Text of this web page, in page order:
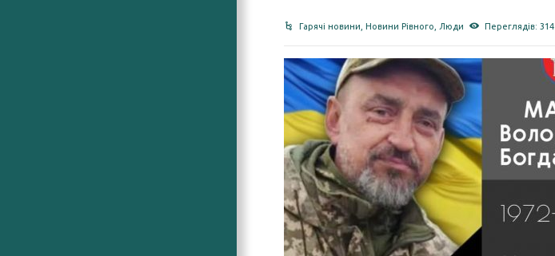
Гарячі новини Новини Рівного Люди Переглядів: 314